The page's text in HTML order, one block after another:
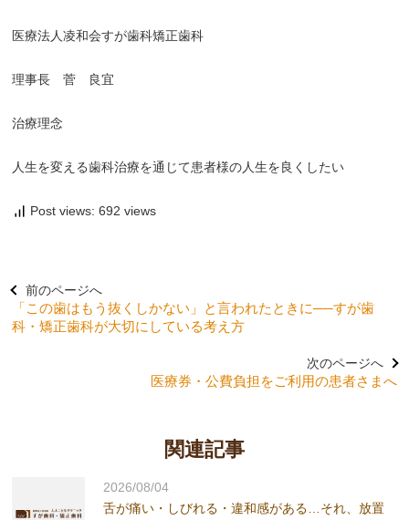
医療法人凌和会すが歯科矯正歯科
理事長 菅 良宜
治療理念
人生を変える歯科治療を通じて患者様の人生を良くしたい
Post views: 692 views
前のページへ
「この歯はもう抜くしかない」と言われたときに──すが歯
科・矯正歯科が大切にしている考え方
次のページへ
医療券・公費負担をご利用の患者さまへ
関連記事
2026/08/04
舌が痛い・しびれる・違和感がある…それ、放置